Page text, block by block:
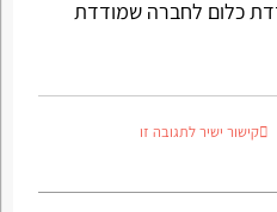
כלום לחברה שמודדת
קישור ישיר לתגובה זו